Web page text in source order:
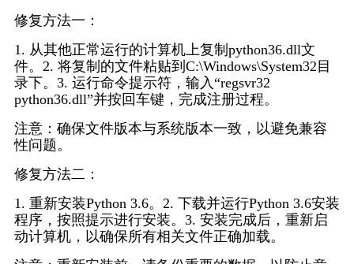
修复方法一：
1. 从其他正常运行的计算机上复制python36.dll文
件。2. 将复制的文件粘贴到C:\Windows\System32目
录下。3. 运行命令提示符，输入“regsvr32
python36.dll”并按回车键，完成注册过程。
注意：确保文件版本与系统版本一致，以避免兼容
性问题。
修复方法二：
1. 重新安装Python 3.6。2. 下载并运行Python 3.6安装
程序，按照提示进行安装。3. 安装完成后，重新启
动计算机，以确保所有相关文件正确加载。